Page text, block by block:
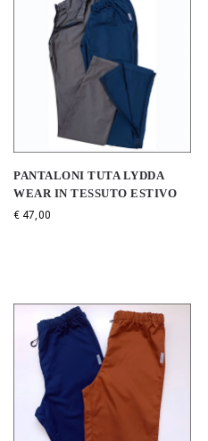
PANTALONI TUTA LYDDA
WEAR IN TESSUTO ESTIVO
€ 47,00